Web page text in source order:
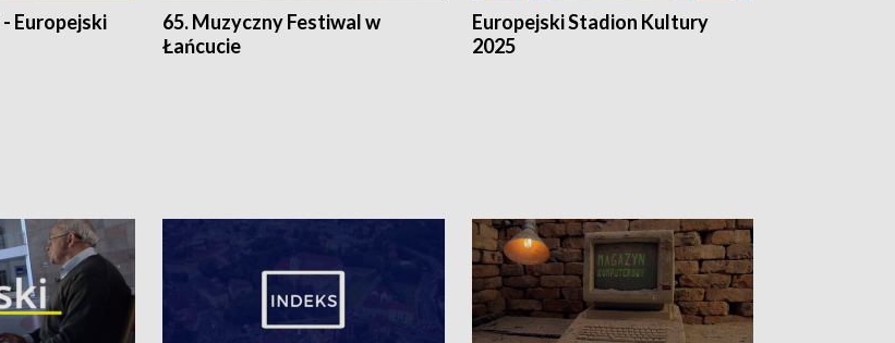
Europejski
65. Muzyczny Festiwal w
Łańcucie
Europejski Stadion Kultury
2025